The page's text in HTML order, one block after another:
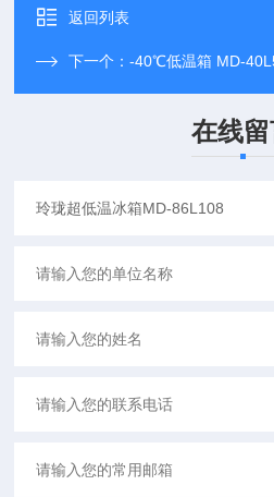
返回列表
下一个：-40℃低温箱 MD-
在线